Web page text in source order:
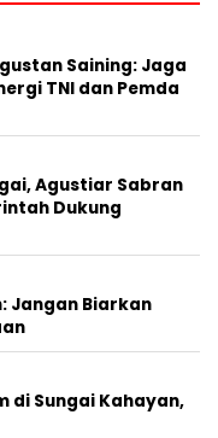
Saining: Jaga
TNI dan Pemda
Agustiar Sabran
Dukung
Jangan Biarkan
di Sungai Kahayan,